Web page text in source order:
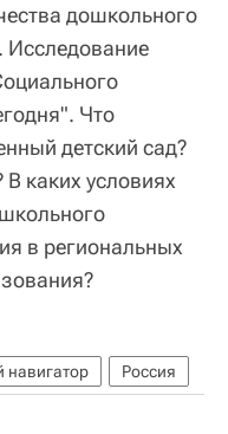
дошкольного
Исследование
Что
детский сад?
В каких условиях
в региональных
навигатор Россия